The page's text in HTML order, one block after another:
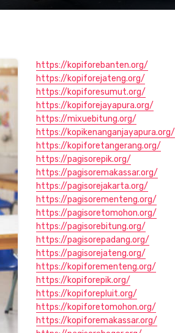
https://kopiforebanten.org/
https://kopiforejateng.org/
https://kopiforesumut.org/
https://kopiforejayapura.org/
https://mixuebitung.org/
https://kopikenanganjayapura.org/
https://kopiforetangerang.org/
https://pagisorepik.org/
https://pagisoremakassar.org/
https://pagisorejakarta.org/
https://pagisorementeng.org/
https://pagisoretomohon.org/
https://pagisorebitung.org/
https://pagisorepadang.org/
https://pagisorejateng.org/
https://kopiforementeng.org/
https://kopiforepik.org/
https://kopiforepluit.org/
https://kopiforetomohon.org/
https://kopiforemakassar.org/